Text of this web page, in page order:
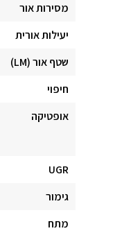
מסירות אור
יעילות אורית
שטף אור (LM)
חיפוי
אופטיקה
UGR
גימור
מתח